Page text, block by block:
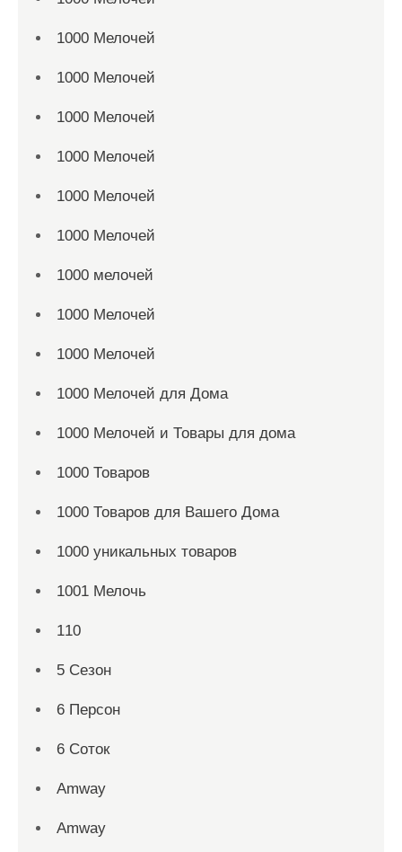
1000 Мелочей
1000 Мелочей
1000 Мелочей
1000 Мелочей
1000 Мелочей
1000 Мелочей
1000 мелочей
1000 Мелочей
1000 Мелочей
1000 Мелочей для Дома
1000 Мелочей и Товары для дома
1000 Товаров
1000 Товаров для Вашего Дома
1000 уникальных товаров
1001 Мелочь
110
5 Сезон
6 Персон
6 Соток
Amway
Amway